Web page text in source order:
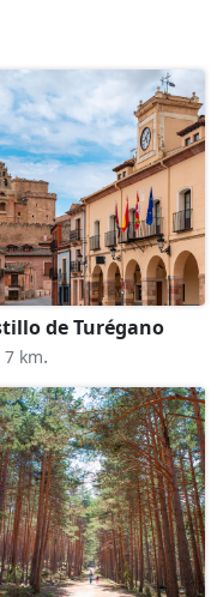
de Turégano
7 km.